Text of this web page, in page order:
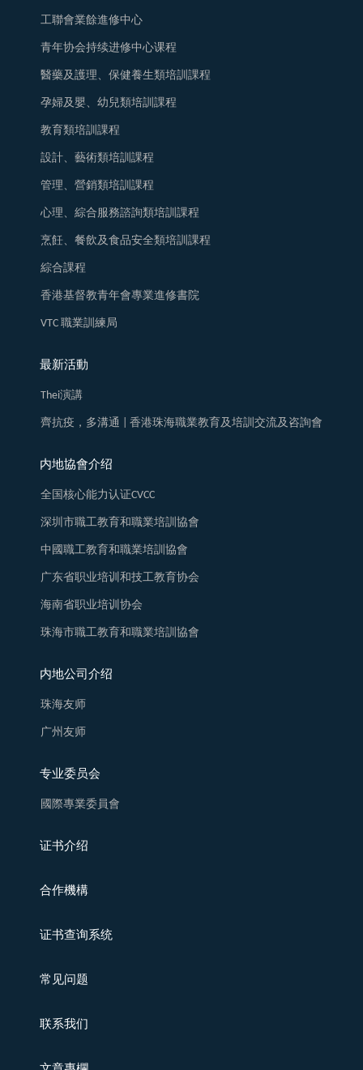
工聯會業餘進修中心
青年协会持续进修中心课程
醫藥及護理、保健養生類培訓課程
孕婦及嬰、幼兒類培訓課程
教育類培訓課程
設計、藝術類培訓課程
管理、營銷類培訓課程
心理、綜合服務諮詢類培訓課程
烹飪、餐飲及食品安全類培訓課程
綜合課程
香港基督教青年會專業進修書院
VTC 職業訓練局
最新活動
Thei演講
齊抗疫，多溝通 | 香港珠海職業教育及培訓交流及咨詢會
内地協會介绍
全国核心能力认证CVCC
深圳市職工教育和職業培訓協會
中國職工教育和職業培訓協會
广东省职业培训和技工教育协会
海南省职业培训协会
珠海市職工教育和職業培訓協會
内地公司介绍
珠海友师
广州友师
专业委员会
國際專業委員會
证书介绍
合作機構
证书查询系统
常见问题
联系我们